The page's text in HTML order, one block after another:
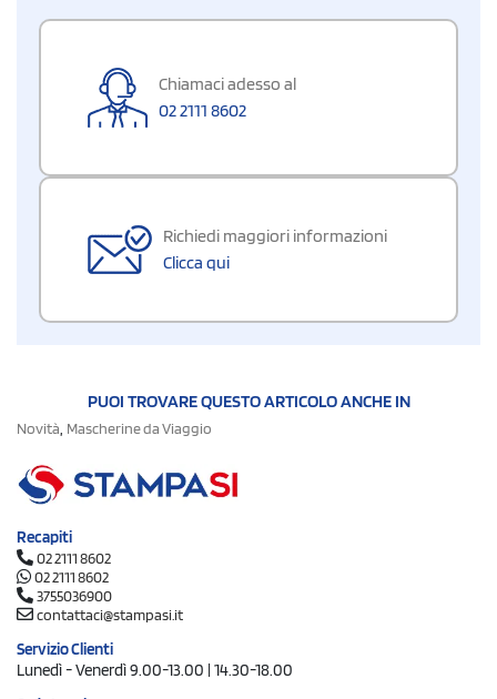
Chiamaci adesso al
02 2111 8602
Richiedi maggiori informazioni
Clicca qui
PUOI TROVARE QUESTO ARTICOLO ANCHE IN
Novità Mascherine da Viaggio
Recapiti
02 2111 8602
02 2111 8602
3755036900
contattaci@stampasi.it
Servizio Clienti
Lunedì - Venerdì 9.00-13.00 | 14.30-18.00